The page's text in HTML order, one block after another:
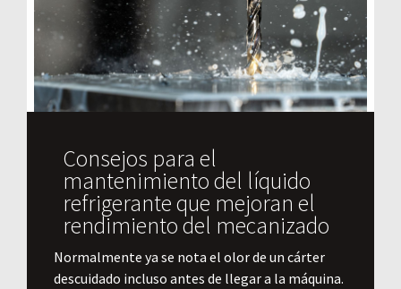
Consejos para el
mantenimiento del líquido
refrigerante que mejoran el
rendimiento del mecanizado
Normalmente ya se nota el olor de un cárter
descuidado incluso antes de llegar a la máquina.